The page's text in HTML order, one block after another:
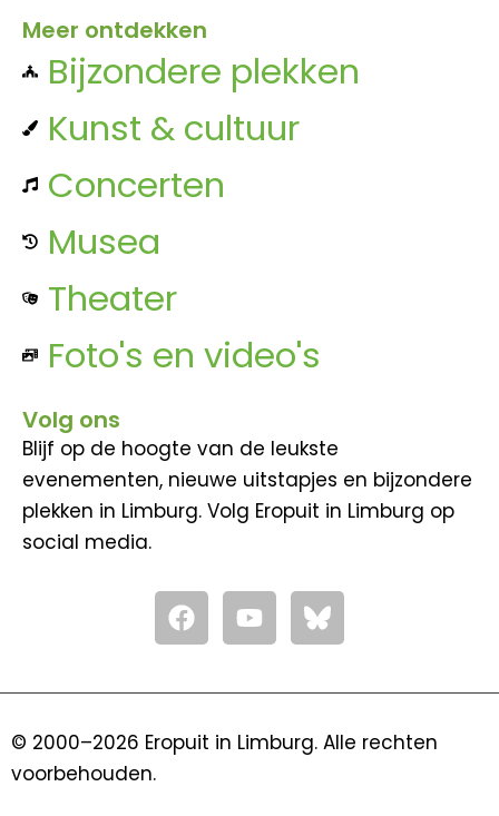
Meer ontdekken
Bijzondere plekken
Kunst & cultuur
Concerten
Musea
Theater
Foto's en video's
Volg ons
Blijf op de hoogte van de leukste
evenementen, nieuwe uitstapjes en bijzondere
plekken in Limburg. Volg Eropuit in Limburg op
social media.
F
a
c
o
Y
o
u
b
© 2000–2026 Eropuit in Limburg. Alle rechten
voorbehouden.